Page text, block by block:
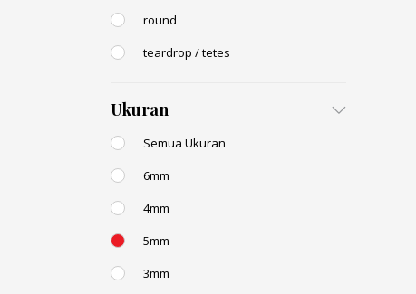
round
teardrop / tetes
Ukuran
Semua Ukuran
6mm
4mm
5mm
3mm